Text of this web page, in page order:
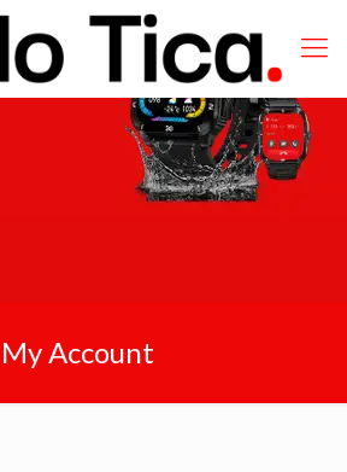
My Account